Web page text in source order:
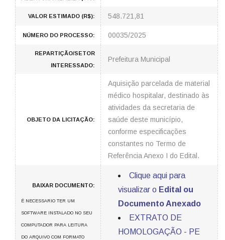
VALOR ESTIMADO (R$): 548.721,81
NÚMERO DO PROCESSO: 00035/2025
REPARTIÇÃO/SETOR
INTERESSADO:
Prefeitura Municipal
OBJETO DA LICITAÇÃO:
Aquisição parcelada de material
médico hospitalar, destinado às
atividades da secretaria de
saúde deste município,
conforme especificações
constantes no Termo de
Referência Anexo I do Edital.
BAIXAR DOCUMENTO:
É NECESSARIO TER UM
SOFTWARE INSTALADO NO SEU
COMPUTADOR PARA LEITURA
DO ARQUIVO COM FORMATO
Clique aqui para
visualizar o Edital ou
Documento Anexado
EXTRATO DE
HOMOLOGAÇÃO - PE